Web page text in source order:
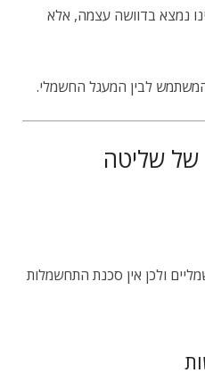
נמצא בדוושה עצמה, אלא
לבין המעגל החשמלי.
של שליטה
ולכן אין סכנת התחשמלות